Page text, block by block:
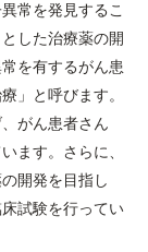
常を発見するこ
した治療薬の開
を有するがん患
」と呼びます。
がん患者さん
ます。さらに、
開発を目指し
試験を行ってい